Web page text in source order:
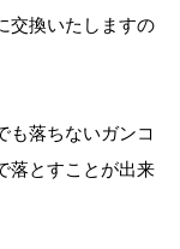
交換いたしますの
も落ちないガンコ
落とすことが出来